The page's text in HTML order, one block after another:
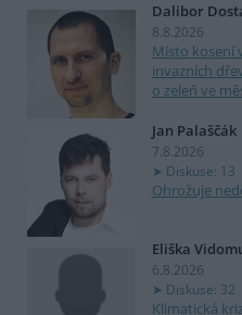
Dalibor
8.8.2026
Místo kosení
invazních
o zeleň ve
Jan Palaščák
7.8.2026
Diskuse: 13
Ohrožuje
Eliška
6.8.2026
Diskuse: 32
Klimatická